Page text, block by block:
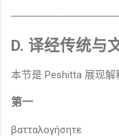
D. 译经传统与
本节是 Peshitta 展现解
第一
βατταλογήσητε